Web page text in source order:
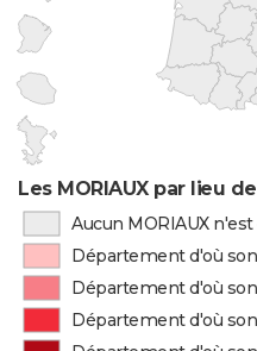
Les MORIAUX par lieu
Aucun MORIAUX
Département d'où
Département d'où
Département d'où